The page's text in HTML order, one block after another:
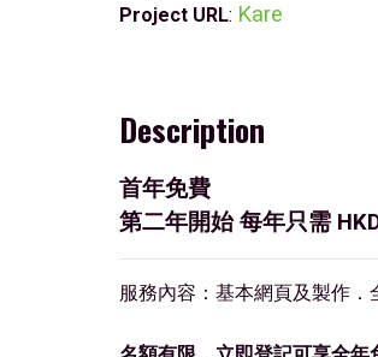
Project URL: Kare
Description
首年免費
第二年開始 每年只需
服務內容：基本網頁及製作